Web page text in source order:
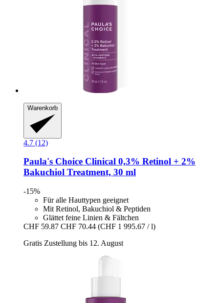
Warenkorb
4.7 (12)
Paula's Choice Clinical 0,3% Retinol + 2%
Bakuchiol Treatment, 30 ml
-15%
Für alle Hauttypen geeignet
Mit Retinol, Bakuchiol & Peptiden
Glättet feine Linien & Fältchen
CHF 59.87 CHF 70.44 (CHF 1 995.67 / l)
Gratis Zustellung bis 12. August